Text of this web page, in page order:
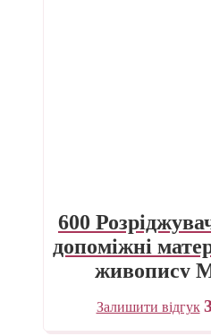
600
допоміжні
живопису
Залишити відгук